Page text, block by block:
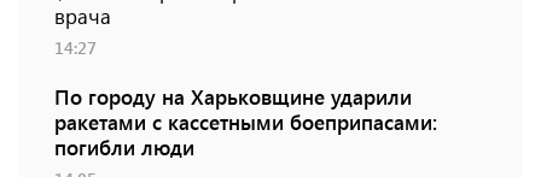
врача
14:27
По городу на Харьковщине ударили
ракетами с кассетными боеприпасами:
погибли люди